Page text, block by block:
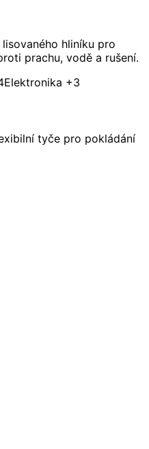
lisovaného hliníku pro
prachu, vodě a rušení.
Elektronika +3
tyče pro pokládání